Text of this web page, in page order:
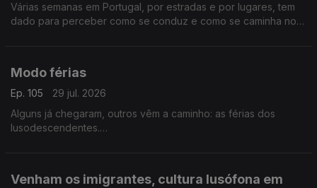
Várias semanas em Portugal, por estradas e por lugares, tem
dado para perceber como se conduz e como se caminha no
Modo férias
Ep. 105
29 jul. 2026
Alguns já chegaram, outros vêm a caminho: as férias dos
lusodescendentes.
Venham os imigrantes, cultura lusófona em